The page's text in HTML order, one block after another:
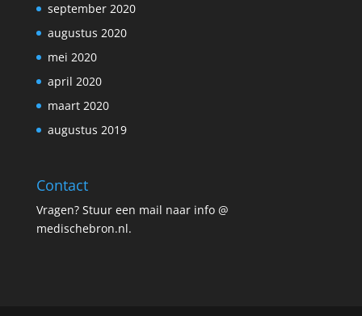
september 2020
augustus 2020
mei 2020
april 2020
maart 2020
augustus 2019
Contact
Vragen? Stuur een mail naar info @
medischebron.nl.